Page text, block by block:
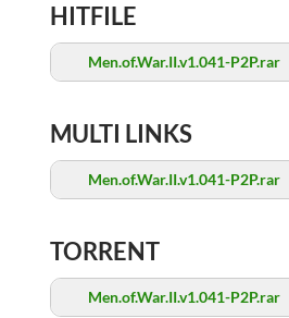
HITFILE
Men.of.War.II.v1.041-P2P.rar
MULTI LINKS
Men.of.War.II.v1.041-P2P.rar
TORRENT
Men.of.War.II.v1.041-P2P.rar